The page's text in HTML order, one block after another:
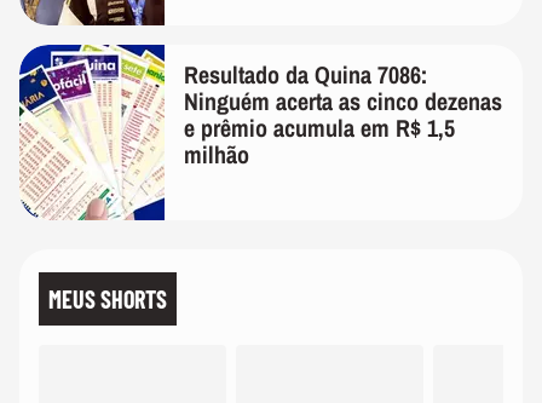
Resultado da Quina 7086:
Ninguém acerta as cinco dezenas
e prêmio acumula em R$ 1,5
milhão
MEUS SHORTS